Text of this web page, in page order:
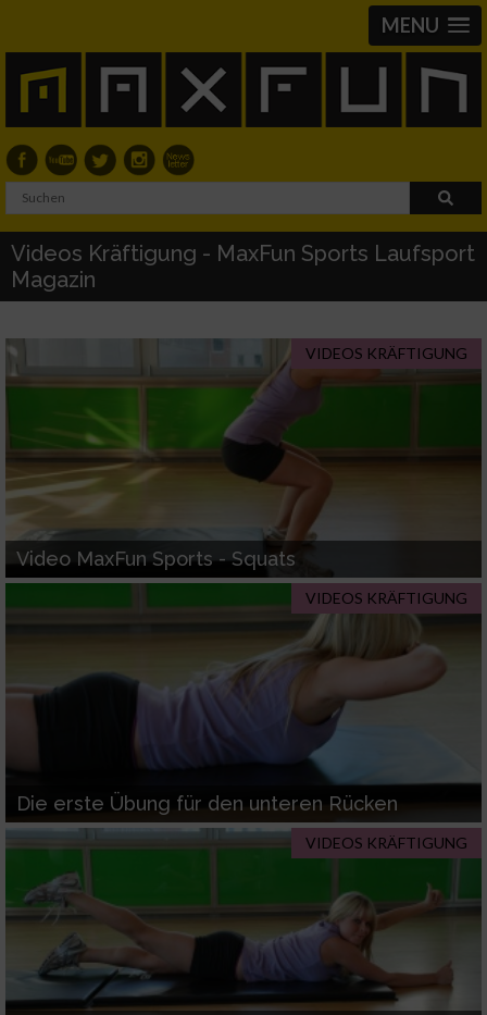
MENU
Videos Kräftigung - MaxFun Sports Laufsport
Magazin
VIDEOS KRÄFTIGUNG
Video MaxFun Sports - Squats
VIDEOS KRÄFTIGUNG
Die erste Übung für den unteren Rücken
VIDEOS KRÄFTIGUNG